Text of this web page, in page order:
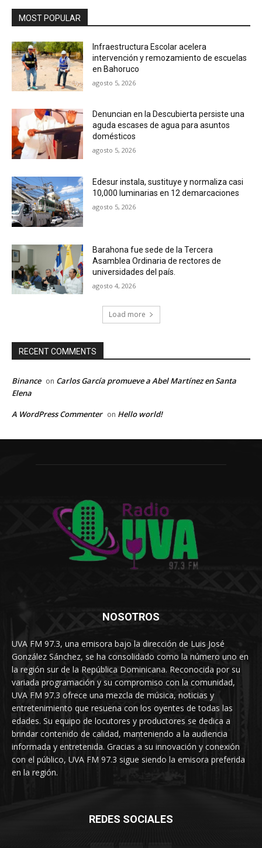
MOST POPULAR
Infraestructura Escolar acelera
intervención y remozamiento de escuelas
en Bahoruco
agosto 5, 2026
Denuncian en la Descubierta persiste una
aguda escases de agua para asuntos
domésticos
agosto 5, 2026
Edesur instala, sustituye y normaliza casi
10,000 luminarias en 12 demarcaciones
agosto 5, 2026
Barahona fue sede de la Tercera
Asamblea Ordinaria de rectores de
universidades del país.
agosto 4, 2026
Load more
RECENT COMMENTS
Binance on Carlos García promueve a Abel Martínez en Santa
Elena
A WordPress Commenter on Hello world!
NOSOTROS
UVA FM 97.3, una emisora bajo la dirección de Luis José
González Sánchez, se ha consolidado como la número uno en
la región sur de la República Dominicana. Reconocida por su
variada programación y su compromiso con la comunidad,
UVA FM 97.3 ofrece una mezcla de música, noticias y
entretenimiento que resuena con los oyentes de todas las
edades. Su equipo de locutores y productores se dedica a
brindar contenido de calidad, manteniendo a la audiencia
informada y entretenida. Gracias a su innovación y conexión
con el público, UVA FM 97.3 sigue siendo la emisora preferida
en la región.
REDES SOCIALES